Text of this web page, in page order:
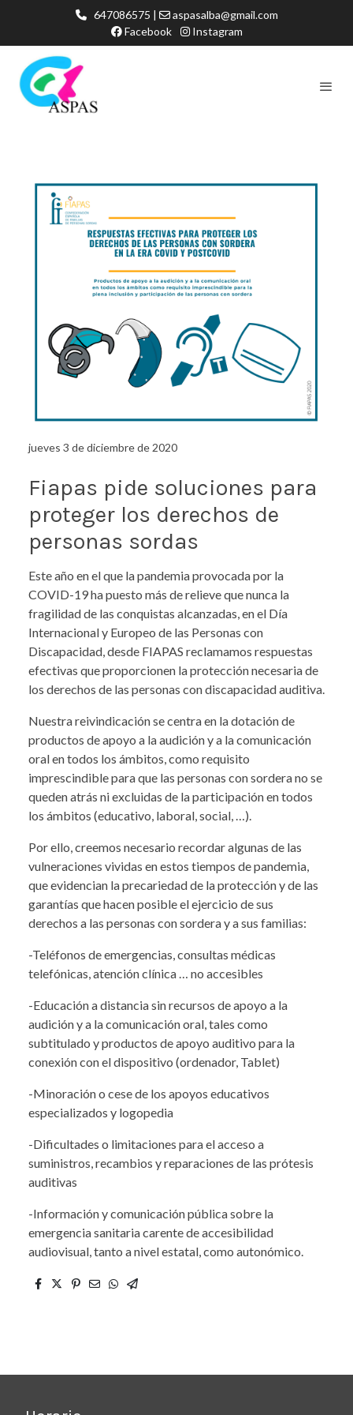
647086575 |
aspasalba@gmail.com
Facebook
Instagram
jueves 3 de diciembre de 2020
Fiapas pide soluciones para
proteger los derechos de
personas sordas
Este año en el que la pandemia provocada por la
COVID-19 ha puesto más de relieve que nunca la
fragilidad de las conquistas alcanzadas, en el Día
Internacional y Europeo de las Personas con
Discapacidad, desde FIAPAS reclamamos respuestas
efectivas que proporcionen la protección necesaria de
los derechos de las personas con discapacidad auditiva.
Nuestra reivindicación se centra en la dotación de
productos de apoyo a la audición y a la comunicación
oral en todos los ámbitos, como requisito
imprescindible para que las personas con sordera no se
queden atrás ni excluidas de la participación en todos
los ámbitos (educativo, laboral, social, …).
Por ello, creemos necesario recordar algunas de las
vulneraciones vividas en estos tiempos de pandemia,
que evidencian la precariedad de la protección y de las
garantías que hacen posible el ejercicio de sus
derechos a las personas con sordera y a sus familias:
-Teléfonos de emergencias, consultas médicas
telefónicas, atención clínica … no accesibles
-Educación a distancia sin recursos de apoyo a la
audición y a la comunicación oral, tales como
subtitulado y productos de apoyo auditivo para la
conexión con el dispositivo (ordenador, Tablet)
-Minoración o cese de los apoyos educativos
especializados y logopedia
-Dificultades o limitaciones para el acceso a
suministros, recambios y reparaciones de las prótesis
auditivas
-Información y comunicación pública sobre la
emergencia sanitaria carente de accesibilidad
audiovisual, tanto a nivel estatal, como autonómico.